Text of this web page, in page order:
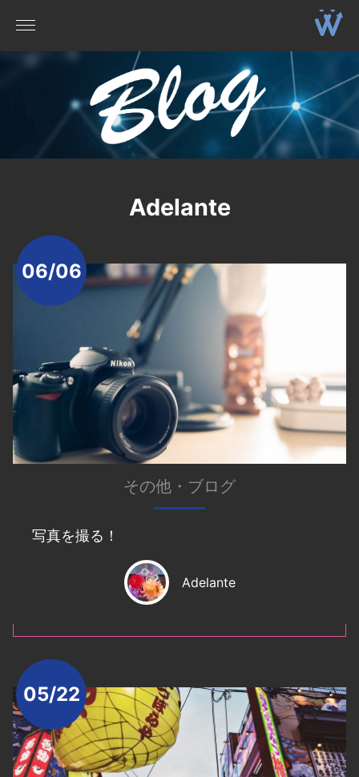
Adelante
06/06
その他 ・ ブログ
写真を撮る！
Adelante
05/22